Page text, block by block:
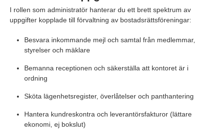
I rollen som administratör hanterar du ett brett spektrum av
uppgifter kopplade till förvaltning av bostadsrättsföreningar:
Besvara inkommande mejl och samtal från medlemmar,
styrelser och mäklare
Bemanna receptionen och säkerställa att kontoret är i
ordning
Sköta lägenhetsregister, överlåtelser och panthantering
Hantera kundreskontra och leverantörsfakturor (lättare
ekonomi, ej bokslut)